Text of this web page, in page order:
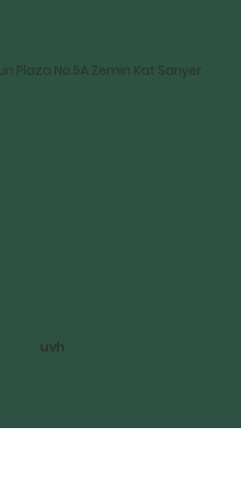
uvh
Plaza No.5A Zemin Kat Sarıyer